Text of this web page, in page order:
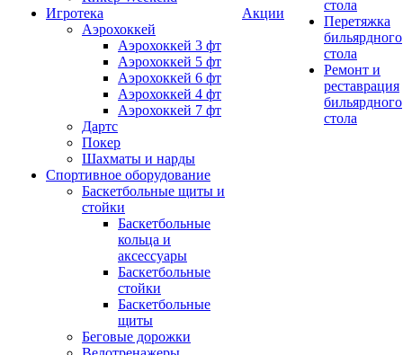
Игротека
Аэрохоккей
Аэрохоккей 3 фт
Аэрохоккей 5 фт
Аэрохоккей 6 фт
Аэрохоккей 4 фт
Аэрохоккей 7 фт
Дартс
Покер
Шахматы и нарды
Спортивное оборудование
Баскетбольные щиты и
стойки
Баскетбольные
кольца и
аксессуары
Баскетбольные
стойки
Баскетбольные
щиты
Беговые дорожки
Акции
стола
Перетяжка
бильярдного
стола
Ремонт и
реставрация
бильярдного
стола